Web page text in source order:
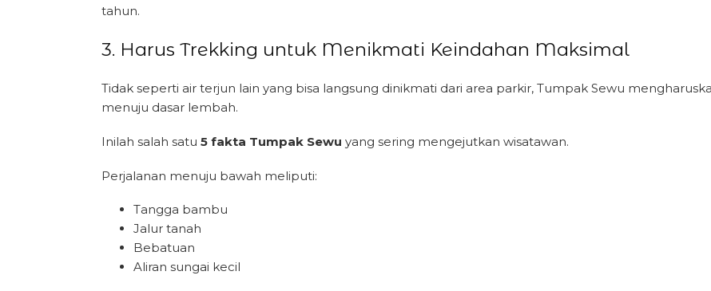
tahun.
3. Harus Trekking untuk Menikmati Keindahan Maksimal
Tidak seperti air terjun lain yang bisa langsung dinikmati dari area parkir, Tumpak Sewu
menuju dasar lembah.
Inilah salah satu 5 fakta Tumpak Sewu yang sering mengejutkan wisatawan.
Perjalanan menuju bawah meliputi:
Tangga bambu
Jalur tanah
Bebatuan
Aliran sungai kecil